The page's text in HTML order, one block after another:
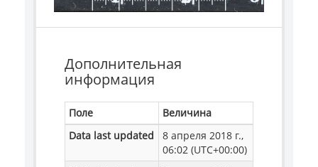
Дополнительная
информация
Поле
Величина
Data last updated
8 апреля 2018 г.,
06:02 (UTC+00:00)